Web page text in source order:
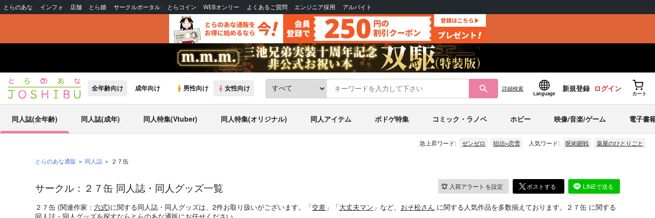
とらのあな インフォ 店舗 とら婚 サークルポータル とらコイン WEBオンリー よくあるご質問 エンジニア採用 アルバイト
全年齢向け 成年向け 男性向け 女性向け 詳細検索
Language
新規登録 ログイン
カート
同人誌(全年齢) 同人誌(成年) 同人特集(Vtuber) 同人特集(オリジナル) 同人アイテム ボドゲ特集 コミック・ラノベ ホビー 映像/音楽/ゲーム 電子書
急上昇ワード: ゼンゼロ 狛治×恋雪 人気ワード: 呪術廻戦 薬屋のひとりごと
とらのあな通販 同人誌 ２７缶
入荷アラート を設定 ポストする LINEで送る
サークル：２７缶 同人誌・同人グッズ一覧
２７缶 (関連作家： 六式)に関する同人誌・同人グッズは、2件お取り扱いがございます。「交差 」「大丈夫マン 」など、 おそ松さん に関する人気作品を多数揃えております。２７缶 に関する
同人誌・同人グッズを探すならとらのあな通販にお任せください。